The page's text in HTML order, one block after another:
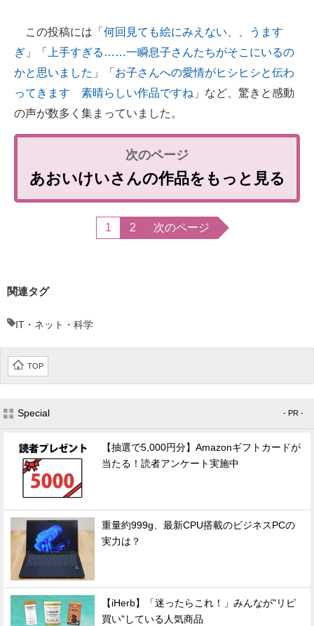
この投稿には「 何回見ても絵にみえない、、うます
ぎ 」「
上手すぎる……一瞬息子さんたちがそこにいるの
かと思いました 」「 お子さんへの愛情がヒシヒシと伝わ
ってきます 素晴らしい作品ですね 」など、驚きと感動
の声が数多く集まっていました。
あおいけいさんの作品をもっと見る
1 2 次のページ
関連タグ
IT・ネット・科学
TOP
Special - PR -
【抽選で5,000円分】Amazonギフトカードが
当たる！読者アンケート実施中
重量約999g、最新CPU搭載のビジネスPCの
実力は？
【iHerb】「迷ったらこれ！」みんなが"リピ
買い"している人気商品